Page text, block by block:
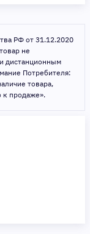
РФ от 31.12.2020
не
дистанционным
Потребителя:
товара,
к продаже».